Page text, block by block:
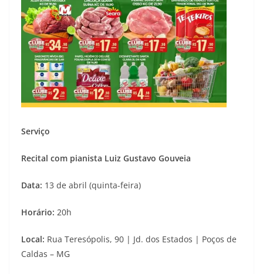
Serviço
Recital com pianista Luiz Gustavo Gouveia
Data: 13 de abril (quinta-feira)
Horário: 20h
Local: Rua Teresópolis, 90 | Jd. dos Estados | Poços de
Caldas – MG